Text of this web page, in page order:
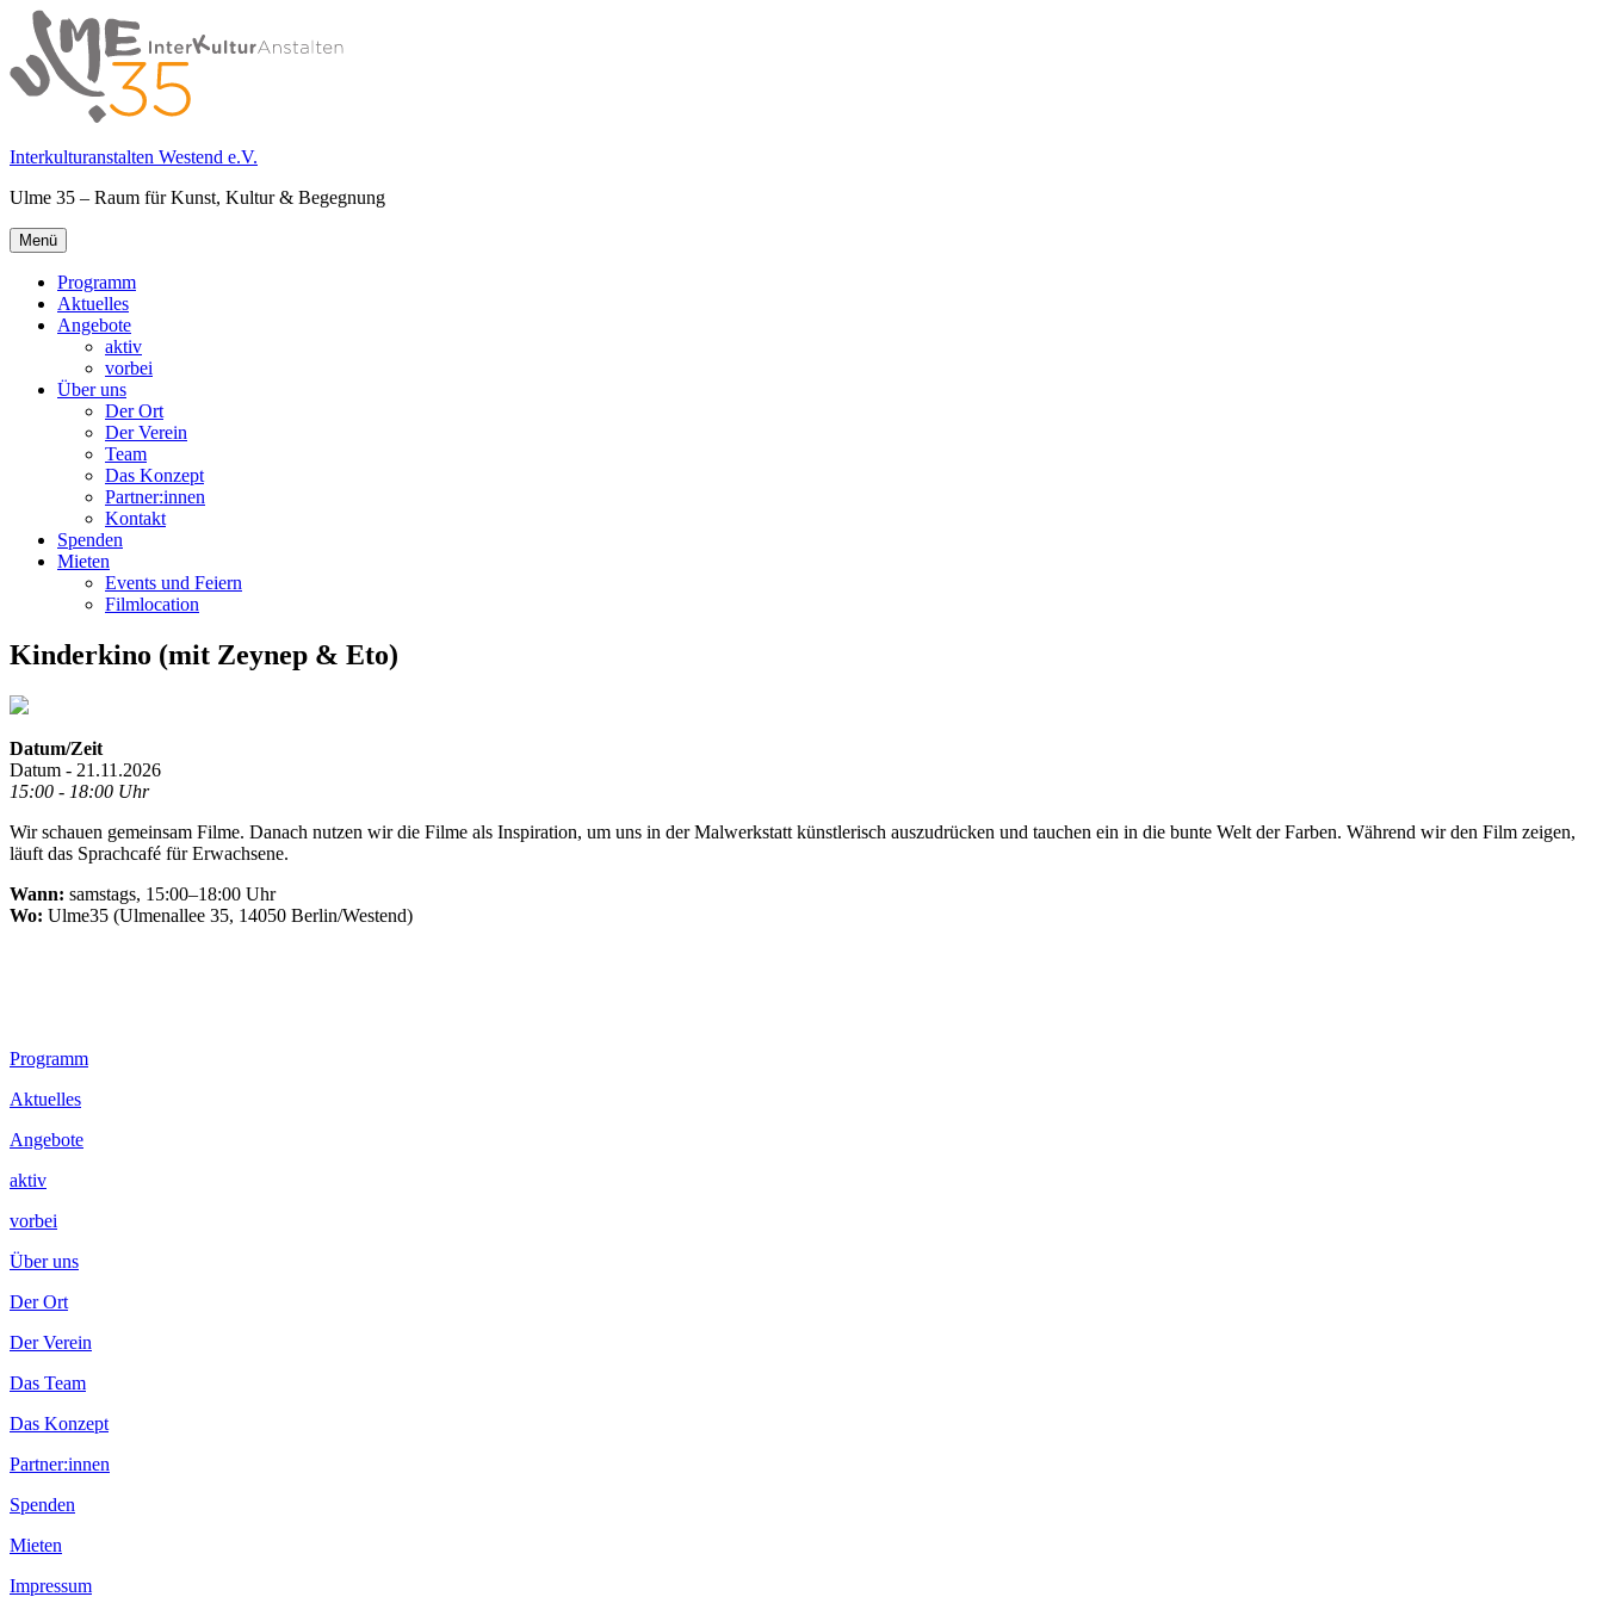
Springe
zum
Inhalt
Interkulturanstalten Westend e.V.
Ulme 35 – Raum für Kunst, Kultur & Begegnung
Primäres
Menü
Menü
Programm
Aktuelles
Angebote
aktiv
vorbei
Über uns
Der Ort
Der Verein
Team
Das Konzept
Partner:innen
Kontakt
Spenden
Mieten
Events und Feiern
Filmlocation
Kinderkino (mit Zeynep & Eto)
Datum/Zeit
Datum - 21.11.2026
15:00 - 18:00 Uhr
Wir schauen gemeinsam Filme. Danach nutzen wir die Filme als Inspiration, um uns in der Malwerkstatt künstlerisch auszudrücken und tauchen ein in die bunte Welt der Farben. Während wir den Film zeigen,
läuft das Sprachcafé für Erwachsene.
Wann: samstags, 15:00–18:00 Uhr
Wo: Ulme35 (Ulmenallee 35, 14050 Berlin/Westend)
Footer
Inhalt
Programm
Aktuelles
Angebote
aktiv
vorbei
Über uns
Der Ort
Der Verein
Das Team
Das Konzept
Partner:innen
Spenden
Mieten
Impressum